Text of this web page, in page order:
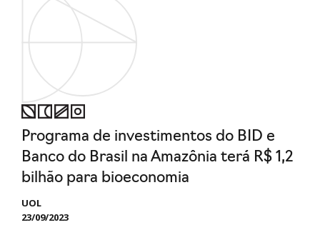
Programa de investimentos do BID e
Banco do Brasil na Amazônia terá R$ 1,2
bilhão para bioeconomia
UOL
23/09/2023